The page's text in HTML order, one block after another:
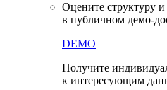
Оцените структуру
в публичном демо-
DEMO
Получите
к интересующим